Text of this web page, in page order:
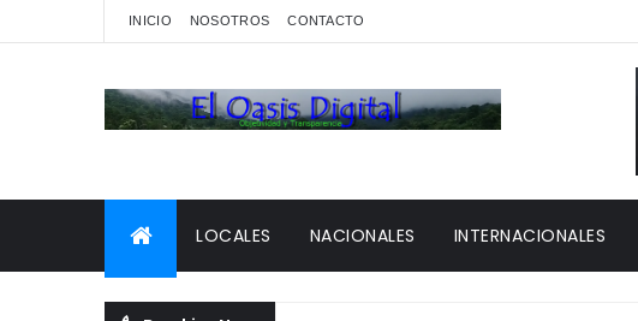
INICIO NOSOTROS CONTACTO
LOCALES NACIONALES INTERNACIONALES